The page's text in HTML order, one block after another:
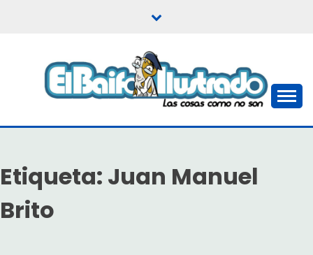
EL BAIFO ILUSTRADO
Etiqueta: Juan Manuel
Brito